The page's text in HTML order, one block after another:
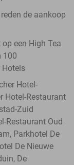
de aankoop
een High Tea
100
Hotels
Hotel-
Hotel-Restaurant
Zuid
Restaurant Oud
Parkhotel De
De Nieuwe
De